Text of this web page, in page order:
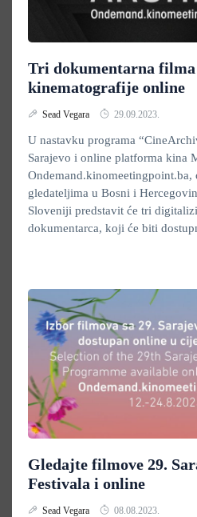
Tri dokumentarna
kinematografije online
Sead Vegara 29.09.2023.
U nastavku programa
Sarajevo i online platforma kina
Ondemand.kinomeetingpoint.ba,
gledateljima u Bosni i
Sloveniji predstavit će tri
dokumentarca, koji će biti
Gledajte filmove 29.
Festivala i online
Sead Vegara 08.08.2023.